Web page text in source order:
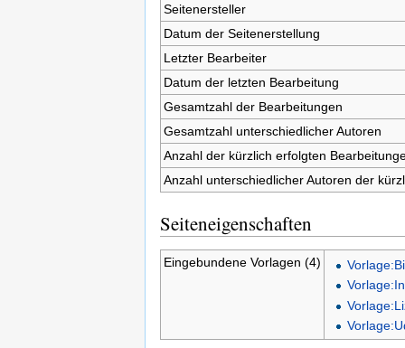
Seitenersteller
Datum der Seitenerstellung
Letzter Bearbeiter
Datum der letzten Bearbeitung
Gesamtzahl der Bearbeitungen
Gesamtzahl unterschiedlicher Autoren
Anzahl der kürzlich erfolgten
Anzahl unterschiedlicher Autoren der
Seiteneigenschaften
Eingebundene Vorlagen (4)